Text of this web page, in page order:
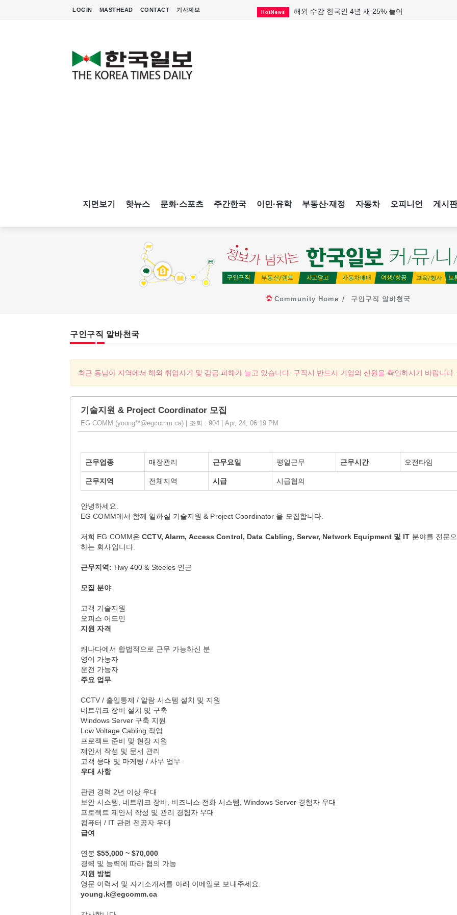
LOGIN MASTHEAD CONTACT 기사제보 HotNews 해외 수감 한국인 4년 새 25% 늘어
지면보기 핫뉴스 문화·스포츠 주간한국 이민·유학 부동산·재정 자동차 오피니언 게시판
Community Home 구인구직 알바천국
구인구직 알바천국
최근 동남아 지역에서 해외 취업사기 및 감금 피해가 늘고 있습니다. 구직시 반드시 기업의 신원을 확인하시기 바랍니다.
기술지원 & Project Coordinator 모집
EG COMM (young**@egcomm.ca) | 조회 : 904 | Apr, 24, 06:19 PM
근무업종 매장관리 근무요일 평일근무 근무시간 오전타임
근무지역 전체지역 시급 시급협의
안녕하세요.
EG COMM에서 함께 일하실 기술지원 & Project Coordinator 을 모집합니다.
저희 EG COMM은CCTV, Alarm, Access Control, Data Cabling, Server, Network Equipment 및 IT 분야를 전문
하는 회사입니다.
근무지역: Hwy 400 & Steeles 인근
모집 분야
고객 기술지원
오피스 어드민
지원 자격
캐나다에서 합법적으로 근무 가능하신 분
영어 가능자
운전 가능자
주요 업무
CCTV / 출입통제 / 알람 시스템 설치 및 지원
네트워크 장비 설치 및 구축
Windows Server 구축 지원
Low Voltage Cabling 작업
프로젝트 준비 및 현장 지원
제안서 작성 및 문서 관리
고객 응대 및 마케팅 / 사무 업무
우대 사항
관련 경력 2년 이상 우대
보안 시스템, 네트워크 장비, 비즈니스 전화 시스템, Windows Server 경험자 우대
프로젝트 제안서 작성 및 관리 경험자 우대
컴퓨터 / IT 관련 전공자 우대
급여
연봉 $55,000 ~ $70,000
경력 및 능력에 따라 협의 가능
지원 방법
영문 이력서 및 자기소개서를 아래 이메일로 보내주세요.
young.k@egcomm.ca